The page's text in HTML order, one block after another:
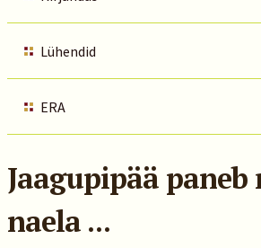
Lühendid
ERA
Jaagupipää paneb
naela ...